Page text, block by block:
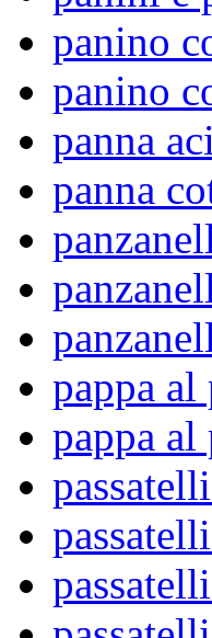
panino
panino
panna
panna
pappa al
pappa